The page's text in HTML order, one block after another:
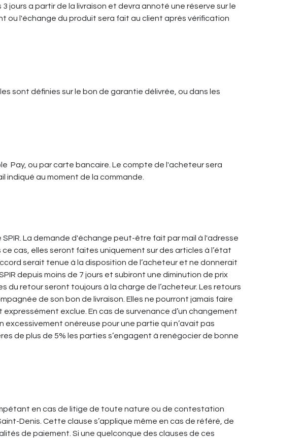
jours a partir de la livraison et devra annoté une réserve sur le
ou l'échange du produit sera fait au client après vérification
sont définies sur le bon de garantie délivrée, ou dans les
Pay, ou par carte bancaire. Le compte de l'acheteur sera
indiqué au moment de la commande.
La demande d'échange peut-être fait par mail à l'adresse
cas, elles seront faites uniquement sur des articles à l’état
serait tenue à la disposition de l’acheteur et ne donnerait
depuis moins de 7 jours et subiront une diminution de prix
du retour seront toujours à la charge de l’acheteur. Les retours
de son bon de livraison. Elles ne pourront jamais faire
expressément exclue. En cas de survenance d’un changement
onéreuse pour une partie qui n’avait pas
de plus de 5% les parties s’engagent à renégocier de bonne
en cas de litige de toute nature ou de contestation
Denis. Cette clause s’applique même en cas de référé, de
de paiement. Si une quelconque des clauses de ces